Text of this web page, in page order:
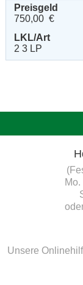
Preisgeld
750,00 €
LKL/Art
2 3 LP
Unsere